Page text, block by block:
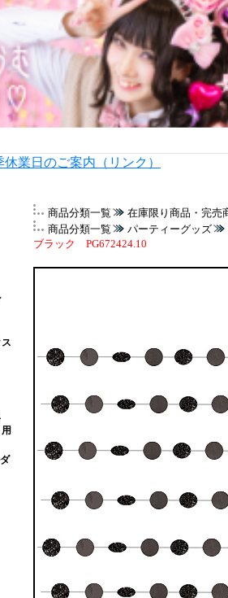
業日のご案内（リンク）
商品分類一覧
在庫限り商品・完売
商品分類一覧
パーティーグッズ
ブラック PG672424.10